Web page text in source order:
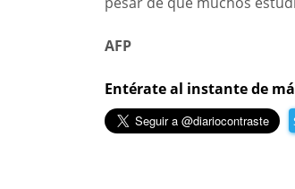
AFP
Entérate al instante de